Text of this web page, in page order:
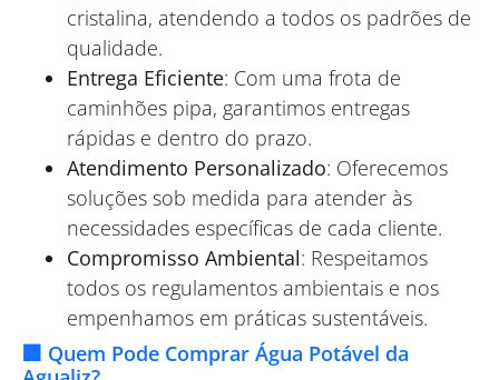
cristalina, atendendo a todos os padrões de
qualidade.
Entrega Eficiente: Com uma frota de
caminhões pipa, garantimos entregas
rápidas e dentro do prazo.
Atendimento Personalizado: Oferecemos
soluções sob medida para atender às
necessidades específicas de cada cliente.
Compromisso Ambiental: Respeitamos
todos os regulamentos ambientais e nos
empenhamos em práticas sustentáveis.
🏢 Quem Pode Comprar Água Potável da